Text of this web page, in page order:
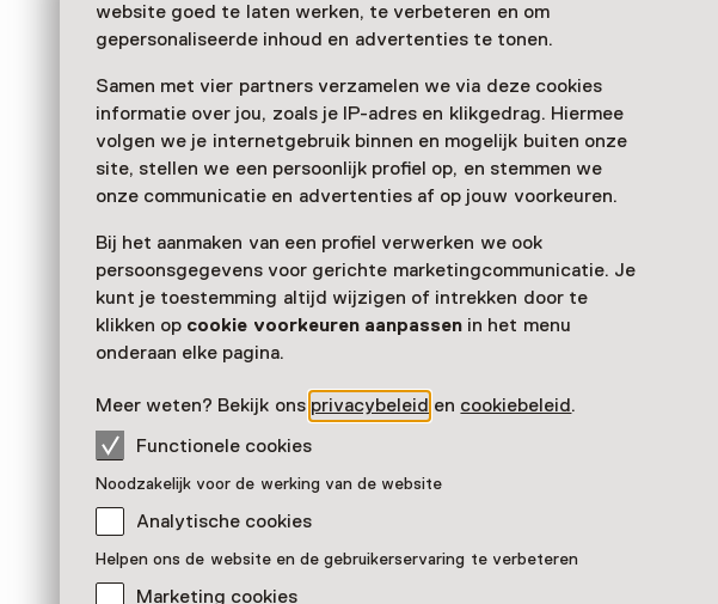
website goed te laten werken, te verbeteren en om
gepersonaliseerde inhoud en advertenties te tonen.
Samen met vier partners verzamelen we via deze cookies
informatie over jou, zoals je IP-adres en klikgedrag. Hiermee
volgen we je internetgebruik binnen en mogelijk buiten onze
site, stellen we een persoonlijk profiel op, en stemmen we
onze communicatie en advertenties af op jouw voorkeuren.
Bij het aanmaken van een profiel verwerken we ook
persoonsgegevens voor gerichte marketingcommunicatie. Je
kunt je toestemming altijd wijzigen of intrekken door te
klikken op cookie voorkeuren aanpassenin het menu
onderaan elke pagina.
Meer weten? Bekijk ons privacybeleid en cookiebeleid.
Functionele cookies
Noodzakelijk voor de werking van de website
Analytische cookies
Helpen ons de website en de gebruikerservaring te verbeteren
Marketing cookies
Barbara Stok: Vincent
Pronkstuk
Storyworld, Groningen